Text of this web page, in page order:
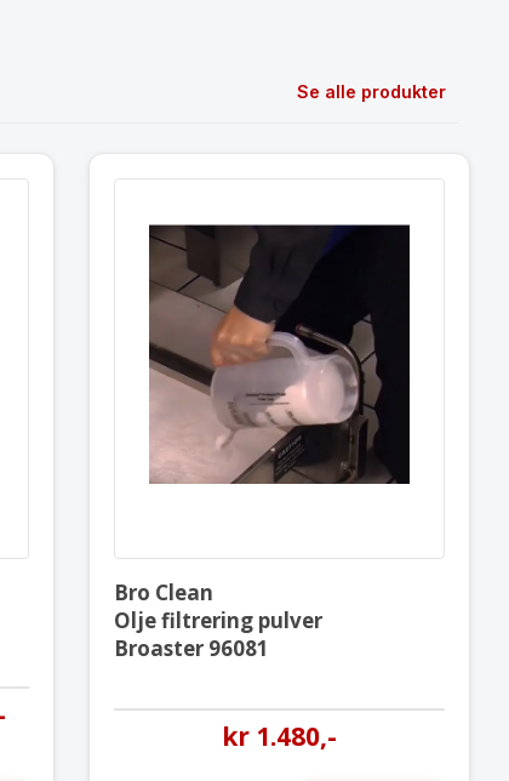
Se alle produkter
liter
Bro Clean
Olje filtrering pulver
Broaster 96081
Bro Clean
Olje filtrering pulver
Broaster 96081
kr 1.480,-